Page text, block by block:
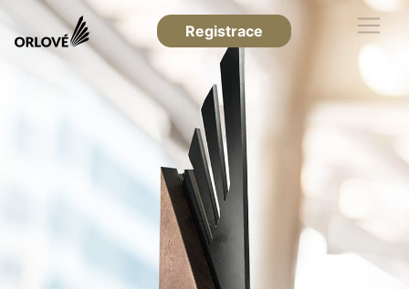
Registrace